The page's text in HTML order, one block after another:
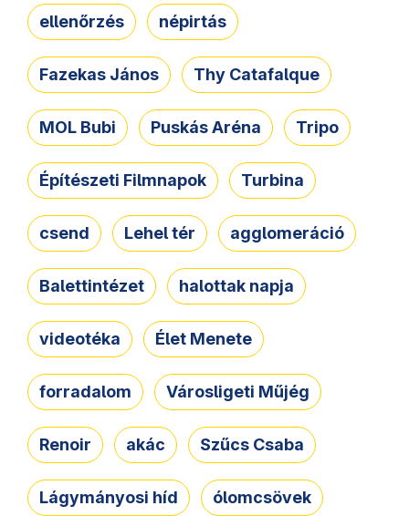
ellenőrzés népirtás
Fazekas János Thy Catafalque
MOL Bubi Puskás Aréna Tripo
Építészeti Filmnapok Turbina
csend Lehel tér agglomeráció
Balettintézet halottak napja
videotéka Élet Menete
forradalom Városligeti Műjég
Renoir akác Szűcs Csaba
Lágymányosi híd ólomcsövek